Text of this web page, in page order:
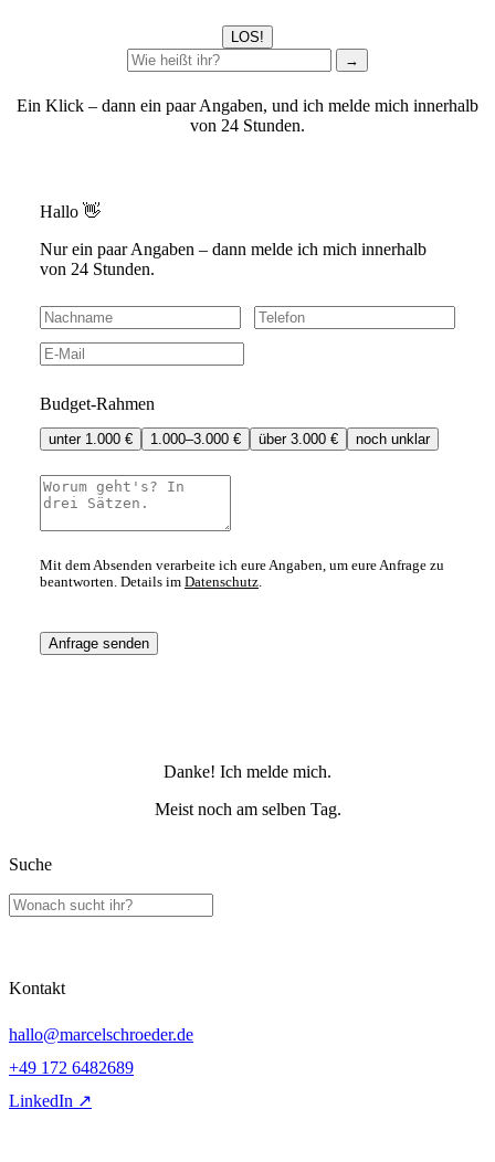
LOS!
→
Ein Klick – dann ein paar Angaben, und ich melde mich innerhalb
von 24 Stunden.
Hallo 👋
Nur ein paar Angaben – dann melde ich mich innerhalb
von 24 Stunden.
Budget-Rahmen
unter 1.000 € 1.000–3.000 € über 3.000 € noch unklar
Mit dem Absenden verarbeite ich eure Angaben, um eure Anfrage zu
beantworten. Details im Datenschutz.
Anfrage senden
Danke! Ich melde mich.
Meist noch am selben Tag.
Suche
Kontakt
hallo@marcelschroeder.de
+49 172 6482689
LinkedIn ↗